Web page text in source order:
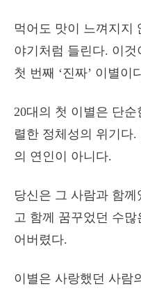
먹어도 맛이 느껴지지
야기처럼 들린다. 이
첫 번째 ‘진짜’ 이별이
20대의 첫 이별은 단
렬한 정체성의 위기다
의 연인이 아니다.
당신은 그 사람과 함께
고 함께 꿈꾸었던 수많
어버렸다.
이별은 사랑했던 사람